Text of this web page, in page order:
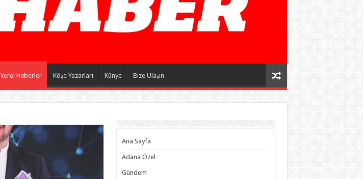
Yerel Haberler Köşe Yazarları Künye Bize Ulaşın
Ana Sayfa
Adana Özel
Gündem